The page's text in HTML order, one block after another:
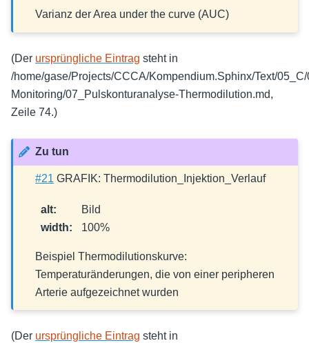
Varianz der Area under the curve (AUC)
(Der ursprüngliche Eintrag steht in
/home/gase/Projects/CCCA/Kompendium.Sphinx/Text/
Monitoring/07_Pulskonturanalyse-Thermodilution.md,
Zeile 74.)
Zu tun
#21 GRAFIK: Thermodilution_Injektion_Verlauf
alt:
Bild
width: 100%
Beispiel Thermodilutionskurve:
Temperaturänderungen, die von einer peripheren
Arterie aufgezeichnet wurden
(Der ursprüngliche Eintrag steht in